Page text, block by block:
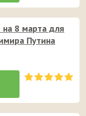
8 марта для
Путина